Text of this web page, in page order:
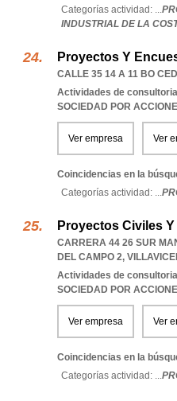
Categorías actividad: ...
INDUSTRIAL DE LA
Proyectos Y
CALLE 35 14 A 11 BO
Actividades de
SOCIEDAD POR
Ver empresa Ver
Coincidencias en la
Categorías actividad: ...
Proyectos Civiles
CARRERA 44 26 SUR
DEL CAMPO 2,
Actividades de
SOCIEDAD POR
Ver empresa Ver
Coincidencias en la
Categorías actividad: ...